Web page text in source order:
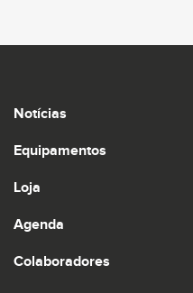
Notícias
Equipamentos
Loja
Agenda
Colaboradores